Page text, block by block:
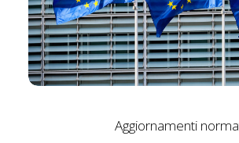
Politica di